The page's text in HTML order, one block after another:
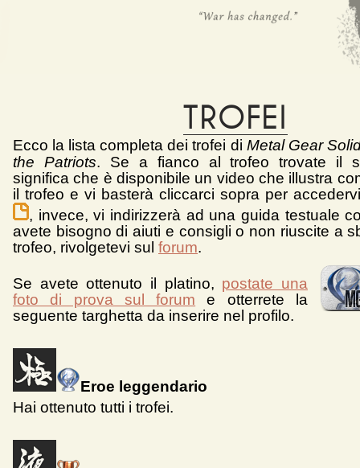
TROFEI
Ecco la lista completa dei trofei di Metal Gear
the Patriots. Se a fianco al trofeo trovate il
significa che è disponibile un video che illustra
il trofeo e vi basterà cliccarci sopra per
, invece, vi indirizzerà ad una guida testuale
avete bisogno di aiuti e consigli o non riuscite a
trofeo, rivolgetevi sul forum.
Se avete ottenuto il platino, postate una
foto di prova sul forum e otterrete la
seguente targhetta da inserire nel profilo.
Eroe leggendario
Hai ottenuto tutti i trofei.